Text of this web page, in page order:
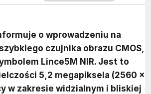
o wprowadzeniu na
czujnika obrazu CMOS,
Lince5M NIR. Jest to
5,2 megapiksela (2560 x
w zakresie widzialnym i bliskiej